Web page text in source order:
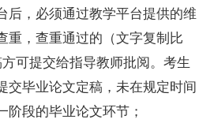
后，必须通过教学平台提供的维
重，查重通过的（文字复制比
可提交给指导教师批阅。考生
交毕业论文定稿，未在规定时间
段的毕业论文环节；